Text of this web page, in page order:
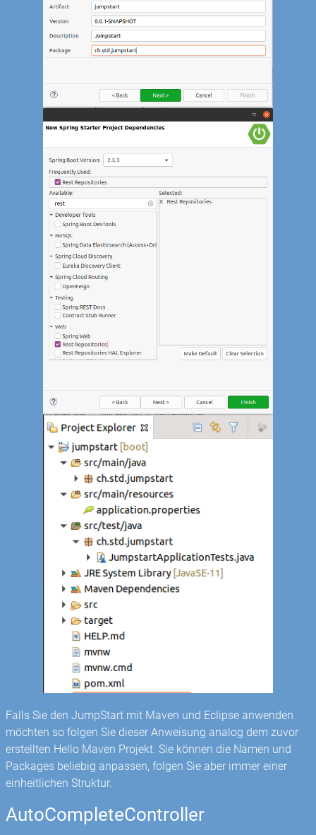
Falls Sie den JumpStart mit Maven und Eclipse anwenden
möchten so folgen Sie dieser Anweisung analog dem zuvor
erstellten Hello Maven Projekt. Sie können die Namen und
Packages beliebig anpassen, folgen Sie aber immer einer
einheitlichen Struktur.
AutoCompleteController